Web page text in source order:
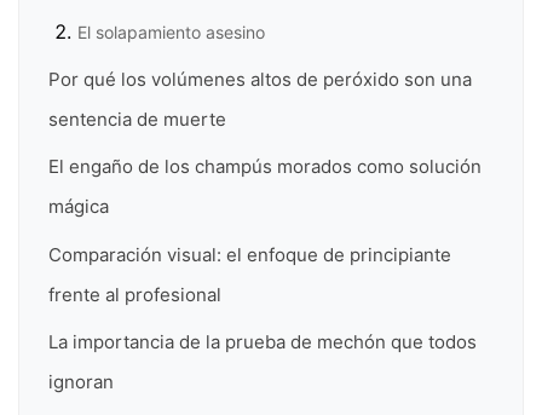
El solapamiento asesino
Por qué los volúmenes altos de peróxido son una
sentencia de muerte
El engaño de los champús morados como solución
mágica
Comparación visual: el enfoque de principiante
frente al profesional
La importancia de la prueba de mechón que todos
ignoran